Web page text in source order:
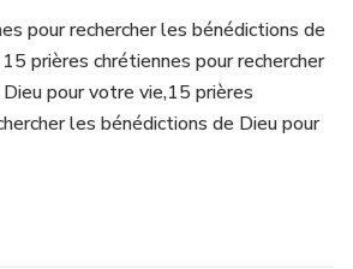
pour rechercher les bénédictions de
prières chrétiennes pour rechercher
pour votre vie,15 prières
les bénédictions de Dieu pour